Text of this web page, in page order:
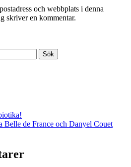
och webbplats i denna
skriver en kommentar.
Belle de France och Danyel Couet